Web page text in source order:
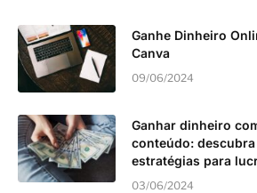
Ganhe Dinheiro
Canva
09/06/2024
Ganhar dinheiro
conteúdo:
estratégias para
03/06/2024